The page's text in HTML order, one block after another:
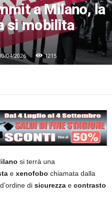
a Milano, la
si mobilita
04/2026 1215
si terrà una
e xenofobo chiamata dalla
di sicurezza e contrasto